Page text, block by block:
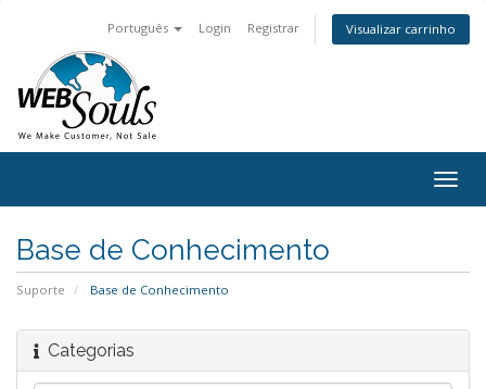
Português Login Registrar Visualizar carrinho
Base de Conhecimento
Suporte Base de Conhecimento
Categorias